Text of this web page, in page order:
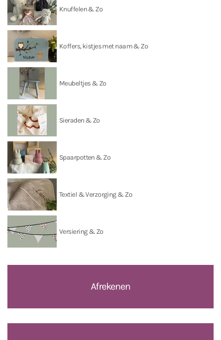
Knuffelen & Zo
Koffers, kistjes met naam & Zo
Meubeltjes & Zo
Sieraden & Zo
Spaarpotten & Zo
Textiel & Verzorging & Zo
Versiering & Zo
Afrekenen